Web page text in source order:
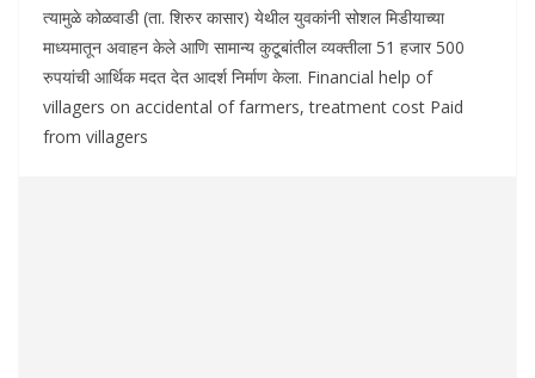
त्यामुळे कोळवाडी (ता. शिरुर कासार) येथील युवकांनी सोशल मिडीयाच्या
माध्यमातून अवाहन केले आणि सामान्य कुटू्बांतील व्यक्तीला 51 हजार 500
रुपयांची आर्थिक मदत देत आदर्श निर्माण केला. Financial help of
villagers on accidental of farmers, treatment cost Paid
from villagers